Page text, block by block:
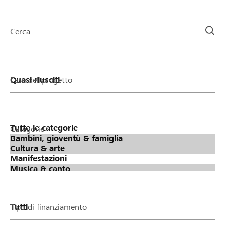
della
Cerca
Fase del progetto
Categorie
Tipo di finanziamento